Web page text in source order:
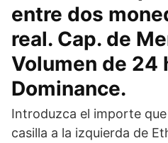
entre dos
real. Cap. de
Volumen de 24
Dominance.
Introduzca el importe
casilla a la izquierda de